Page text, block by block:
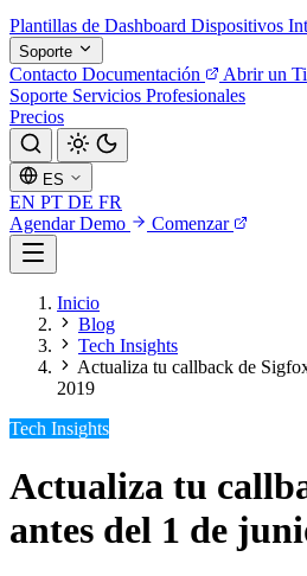
Plantillas de Dashboard Dispositivos
Soporte
Contacto Documentación Abrir un
Soporte Servicios Profesionales
Precios
ES
EN PT DE FR
Agendar Demo
Comenzar
Inicio
Blog
Tech Insights
Actualiza tu callback de
2019
Tech Insights
Actualiza tu
antes del 1 de